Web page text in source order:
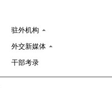
驻外机构
外交新媒体
干部考录